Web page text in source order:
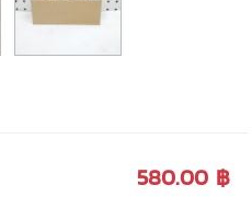
580.00 ฿